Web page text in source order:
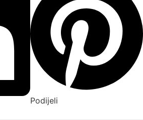
Podijeli